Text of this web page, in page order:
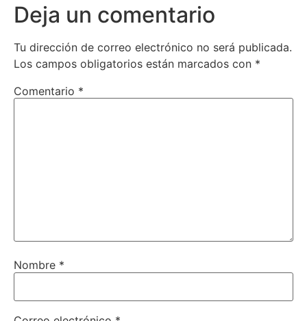
Deja un comentario
Tu dirección de correo electrónico no será publicada.
Los campos obligatorios están marcados con *
Comentario *
Nombre *